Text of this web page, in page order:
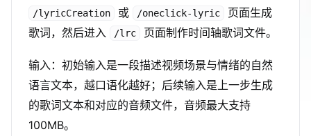
/lyricCreation 或 /oneclick-lyric
页面生成
歌词，然后进入
/lrc 页面制作时间轴歌词文件。
输入：初始输入是一段描述视频场景与情绪的自然
语言文本，越口语化越好；后续输入是上一步生成
的歌词文本和对应的音频文件，音频最大支持
100MB。